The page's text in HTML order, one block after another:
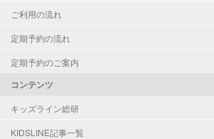
ご利用の流れ
定期予約の流れ
定期予約のご案内
コンテンツ
キッズライン総研
KIDSLINE記事一覧